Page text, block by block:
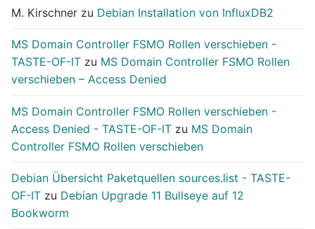
M. Kirschner zu Debian Installation von InfluxDB2
MS Domain Controller FSMO Rollen verschieben -
TASTE-OF-IT zu MS Domain Controller FSMO Rollen
verschieben – Access Denied
MS Domain Controller FSMO Rollen verschieben -
Access Denied - TASTE-OF-IT zu MS Domain
Controller FSMO Rollen verschieben
Debian Übersicht Paketquellen sources.list - TASTE-
OF-IT zu Debian Upgrade 11 Bullseye auf 12
Bookworm